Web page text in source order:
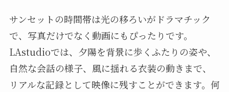
サンセットの時間帯は光の移ろいがドラマチック
で、写真だけでなく動画にもぴったりです。
LAstudioでは、夕陽を背景に歩くふたりの姿や、
自然な会話の様子、風に揺れる衣装の動きまで、
リアルな記録として映像に残すことができます。何